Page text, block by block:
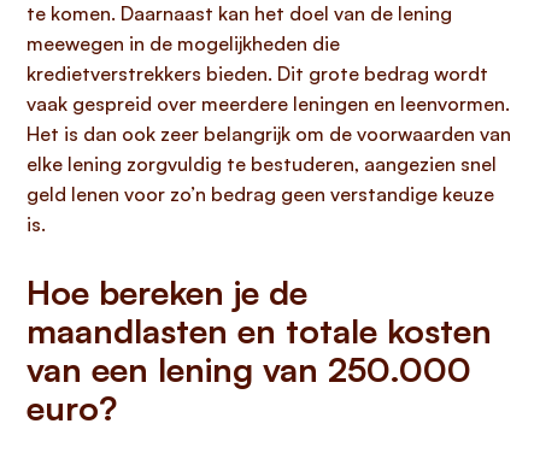
te komen. Daarnaast kan het doel van de lening
meewegen in de mogelijkheden die
kredietverstrekkers bieden. Dit grote bedrag wordt
vaak gespreid over meerdere leningen en leenvormen.
Het is dan ook zeer belangrijk om de voorwaarden van
elke lening zorgvuldig te bestuderen, aangezien snel
geld lenen voor zo’n bedrag geen verstandige keuze
is.
Hoe bereken je de
maandlasten en totale kosten
van een lening van 250.000
euro?